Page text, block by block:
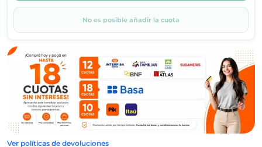
No es posible añadir la cuota
Ver políticas de devoluciones